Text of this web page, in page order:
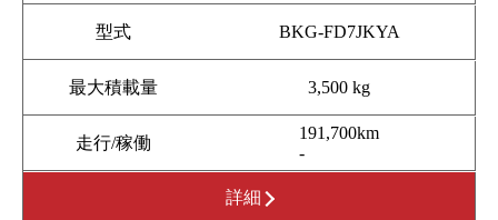
型式 BKG-FD7JKYA
最大積載量 3,500 kg
走行/稼働
191,700km
-
詳細